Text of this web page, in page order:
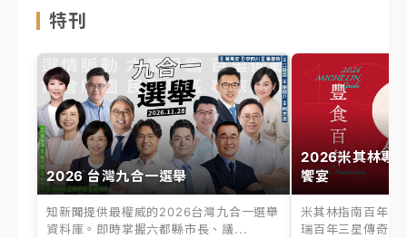
特刊
2026 台灣九合一選舉
知新聞提供最權威的2026台灣九合一選舉
資料庫。即時掌握六都縣市長、議...
2026米其林專
饗宴
米其林指南百年之
瑞百年三星傳奇、